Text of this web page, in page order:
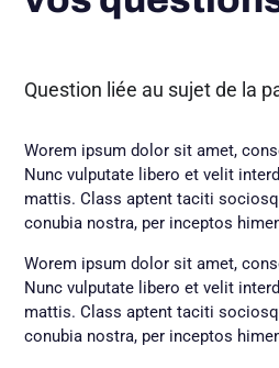
Question liée au sujet de la
Worem ipsum dolor sit amet,
Nunc vulputate libero et velit
mattis. Class aptent taciti
conubia nostra, per inceptos
Worem ipsum dolor sit amet,
Nunc vulputate libero et velit
mattis. Class aptent taciti
conubia nostra, per inceptos